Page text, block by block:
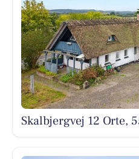
Skalbjergvej 12 Orte,